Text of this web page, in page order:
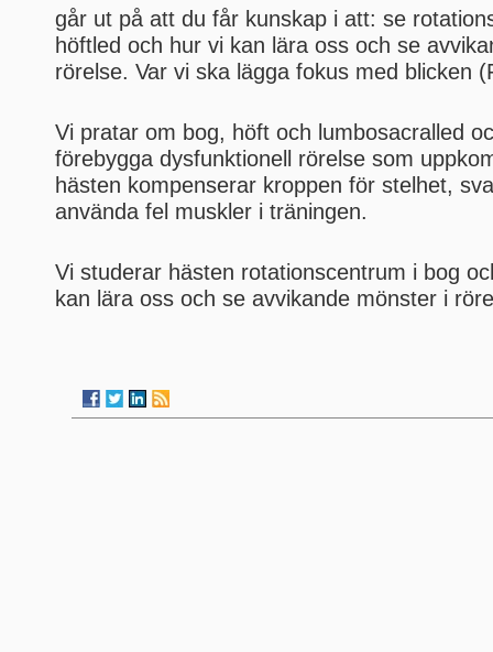
går ut på att du får kunskap i att: se
höftled och hur vi kan lära oss och se
rörelse. Var vi ska lägga fokus med blicken
Vi pratar om bog, höft och lumbosacralled
förebygga dysfunktionell rörelse som
hästen kompenserar kroppen för stelhet,
använda fel muskler i träningen.
Vi studerar hästen rotationscentrum i bog
kan lära oss och se avvikande mönster i